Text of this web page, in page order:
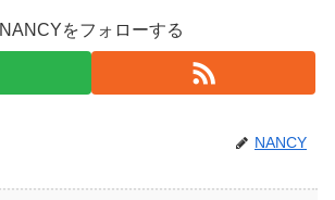
NANCYをフォローする
NANCY